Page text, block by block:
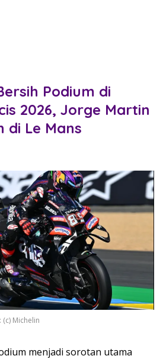
Podium di
2026, Jorge Martin
di Le Mans
Michelin
menjadi sorotan utama